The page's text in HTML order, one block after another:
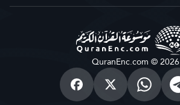
QuranEnc.com © 2026